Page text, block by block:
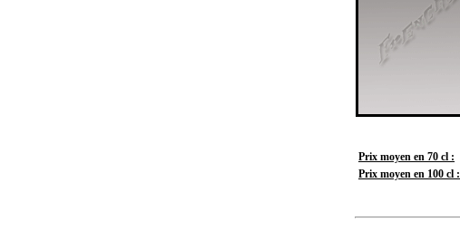
Prix moyen en 70 cl :
Prix moyen en 100 cl :